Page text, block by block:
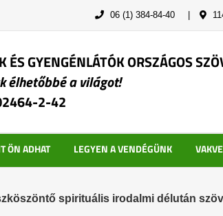
06 (1) 384-84-40
ÉS GYENGÉNLÁTÓK ORSZÁGOS
élhetőbbé a világot!
2-42
ÖN ADHAT LEGYEN A VENDÉGÜNK
spirituális irodalmi délután